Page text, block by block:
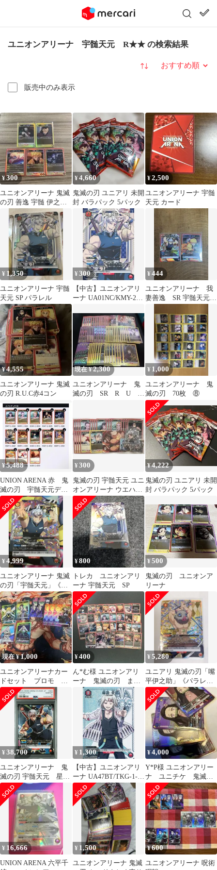
ユニオンアリーナ 宇髄天元 R★★ の検索結果
販売中のみ表示
並び替え
¥300
ユニオンアリーナ 鬼滅
の刃 善逸 宇髄 伊之助
禰豆子 玄弥 R 5枚セッ
¥4,660
鬼滅の刃 ユニアリ 未開
封 バラパック 5パック
¥2,500
ユニオンアリーナ 宇髄
天元 カード
¥ 1,350
ユニオンアリーナ 宇髄
天元 SP パラレル
¥300
【中古】ユニオンアリ
ーナ UA01NC/KMY-2-
¥444
ユニオンアリーナ 我
妻善逸 SR 宇髄天元
¥4,555
ユニオンアリーナ 鬼滅
の刃 R.U.C赤4コン
現在 ¥2,300
ユニオンアリーナ 鬼
滅の刃 SR R U
¥ 1,000
ユニオンアリーナ 鬼
滅の刃 70枚 ⑧
¥5,488
UNION ARENA 赤 鬼
滅の刃 宇髄天元デッ
キ 炭治郎
¥300
鬼滅の刃 宇髄天元 ユニ
オンアリーナ ウエハー
ス シール 須磨 まきを
雛鶴
¥4,222
鬼滅の刃 ユニアリ 未開
封 バラパック 5パック
¥4,999
ユニオンアリーナ 鬼滅
の刃「宇髄天元」《パ
ラレル》SR★★（スー
パーレア★★）
¥800
トレカ ユニオンアリ
ーナ 宇髄天元 SP
¥500
鬼滅の刃 ユニオンア
リーナ
現在 ¥1,000
ユニオンアリーナカー
ドセット プロモ ジ
ャンプ 呪術回戦 ユ
ニオンアリーナ
¥400
ん*む様 ユニオンアリ
ーナ 鬼滅の刃 まと
め売り
¥5,280
ユニアリ 鬼滅の刃「嘴
平伊之助」《パラレ
ル》SR★★（スーパー
レア★★）
¥38,700
ユニオンアリーナ 鬼
滅の刃 宇髄天元 星2
パラレル PSA10
¥ 1,300
【中古】ユニオンアリ
ーナ UA47BT/TKG-1-
087[C★]：(キラ)鈴屋
什造
¥4,000
Y*P様 ユニオンアリー
ナ ユニチケ 鬼滅の
刃 計4枚
¥ 16,666
UNION ARENA 六平千
¥ 1,500
ユニオンアリーナ 鬼滅
¥600
ユニオンアリーナ 呪術